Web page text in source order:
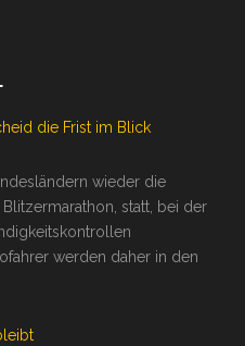
die Frist im Blick
wieder die
statt, bei der
werden daher in den